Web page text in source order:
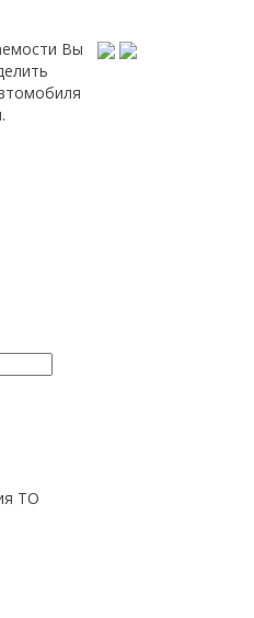
Вы
ТО